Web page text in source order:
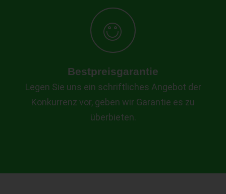
Bestpreisgarantie
Legen Sie uns ein schriftliches Angebot der
Konkurrenz vor, geben wir Garantie es zu
überbieten.